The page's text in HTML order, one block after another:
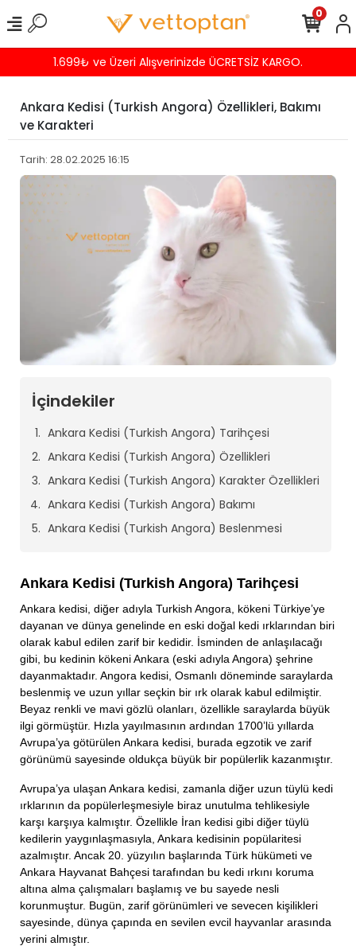
Havalede %4 İNDİRİM
0
Ankara Kedisi (Turkish Angora) Özellikleri, Bakımı
ve Karakteri
Tarih: 28.02.2025 16:15
İçindekiler
Ankara Kedisi (Turkish Angora) Tarihçesi
Ankara Kedisi (Turkish Angora) Özellikleri
Ankara Kedisi (Turkish Angora) Karakter Özellikleri
Ankara Kedisi (Turkish Angora) Bakımı
Ankara Kedisi (Turkish Angora) Beslenmesi
Ankara Kedisi (Turkish Angora) Tarihçesi
Ankara kedisi, diğer adıyla Turkish Angora, kökeni Türkiye’ye
dayanan ve dünya genelinde en eski doğal kedi ırklarından biri
olarak kabul edilen zarif bir kedidir. İsminden de anlaşılacağı
gibi, bu kedinin kökeni Ankara (eski adıyla Angora) şehrine
dayanmaktadır. Angora kedisi, Osmanlı döneminde saraylarda
beslenmiş ve uzun yıllar seçkin bir ırk olarak kabul edilmiştir.
Beyaz renkli ve mavi gözlü olanları, özellikle saraylarda büyük
ilgi görmüştür. Hızla yayılmasının ardından 1700’lü yıllarda
Avrupa’ya götürülen Ankara kedisi, burada egzotik ve zarif
görünümü sayesinde oldukça büyük bir popülerlik kazanmıştır.
Avrupa’ya ulaşan Ankara kedisi, zamanla diğer uzun tüylü kedi
ırklarının da popülerleşmesiyle biraz unutulma tehlikesiyle
karşı karşıya kalmıştır. Özellikle İran kedisi gibi diğer tüylü
kedilerin yaygınlaşmasıyla, Ankara kedisinin popülaritesi
azalmıştır. Ancak 20. yüzyılın başlarında Türk hükümeti ve
Ankara Hayvanat Bahçesi tarafından bu kedi ırkını koruma
altına alma çalışmaları başlamış ve bu sayede nesli
korunmuştur. Bugün, zarif görünümleri ve sevecen kişilikleri
sayesinde, dünya çapında en sevilen evcil hayvanlar arasında
yerini almıştır.